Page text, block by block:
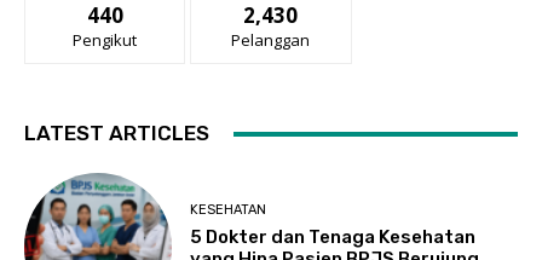
440
Pengikut
2,430
Pelanggan
LATEST ARTICLES
KESEHATAN
5 Dokter dan Tenaga Kesehatan